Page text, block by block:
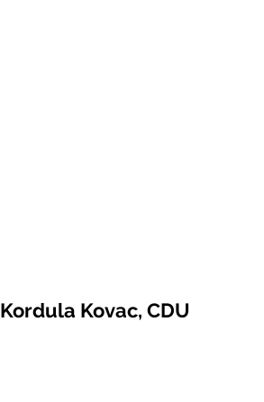
Kordula Kovac, CDU